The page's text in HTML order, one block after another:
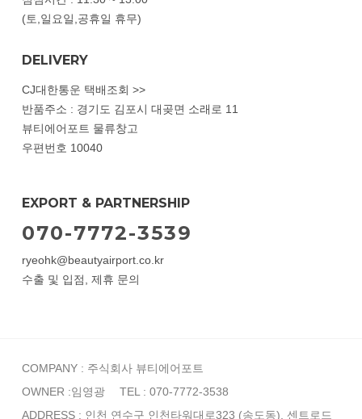
(토,일요일,공휴일 휴무)
DELIVERY
CJ대한통운 택배조회 >>
반품주소 : 경기도 김포시 대곶면 소래로 11
뷰티에어포트 물류창고
우편번호 10040
EXPORT & PARTNERSHIP
070-7772-3539
ryeohk@beautyairport.co.kr
수출 및 입점, 제휴 문의
COMPANY : 주식회사 뷰티에어포트
OWNER :임영광
TEL : 070-7772-3538
ADDRESS : 인천 연수구 인천타워대로323 (송도동), 센트로드